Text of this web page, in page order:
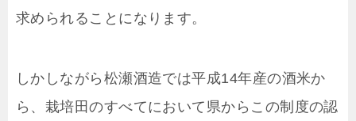
求められることになります。
しかしながら松瀬酒造では平成14年産の酒米か
ら、栽培田のすべてにおいて県からこの制度の認